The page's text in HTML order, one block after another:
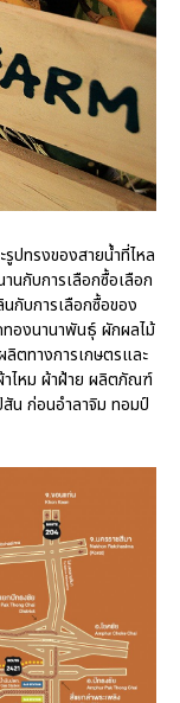
ปทรงของสายน้ำที่ไหล
นกับการเลือกซื้อเลือก
กับการเลือกซื้อของ
ทองนานาพันธุ์ ผักผลไม้
ลิตทางการเกษตรและ
ไหม ผ้าฝ้าย ผลิตภัณฑ์
น ก่อนอำลาจิม ทอมป์